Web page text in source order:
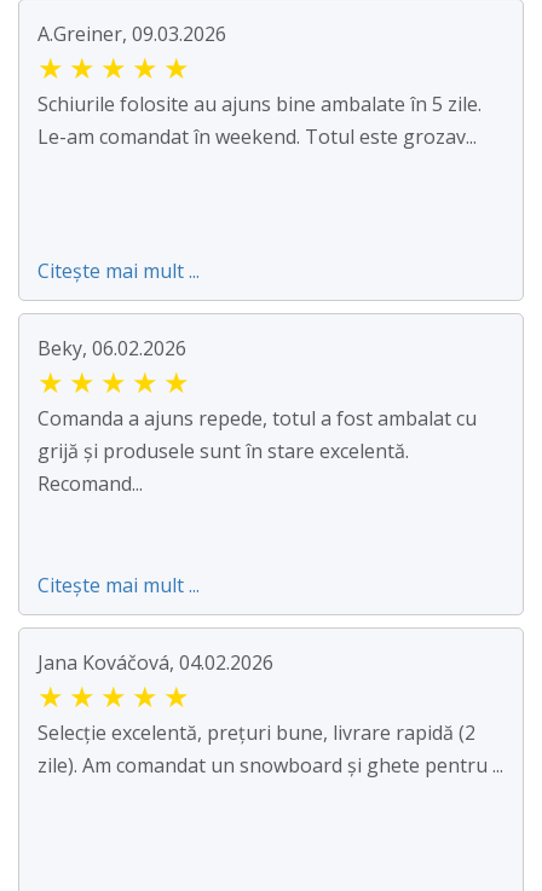
A.Greiner, 09.03.2026
★ ★ ★ ★ ★
Schiurile folosite au ajuns bine ambalate în 5 zile.
Le-am comandat în weekend. Totul este grozav...
Citește mai mult ...
Beky, 06.02.2026
★ ★ ★ ★ ★
Comanda a ajuns repede, totul a fost ambalat cu
grijă și produsele sunt în stare excelentă.
Recomand...
Citește mai mult ...
Jana Kováčová, 04.02.2026
★ ★ ★ ★ ★
Selecție excelentă, prețuri bune, livrare rapidă (2
zile). Am comandat un snowboard și ghete pentru ...